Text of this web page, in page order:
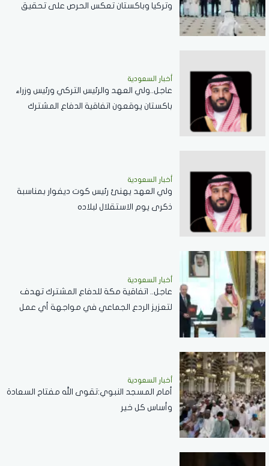
وتركيا وباكستان تعكس الحرص على تحقيق
أخبار السعودية
عاجل..ولي العهد والرئيس التركي ورئيس وزراء
باكستان يوقعون اتفاقية الدفاع المشترك
أخبار السعودية
ولي العهد يهنئ رئيس كوت ديفوار بمناسبة
ذكرى يوم الاستقلال لبلاده
أخبار السعودية
عاجل.. اتفاقية مكة للدفاع المشترك تهدف
لتعزيز الردع الجماعي في مواجهة أي عمل
أخبار السعودية
أمام المسجد النبوي:تقوى الله مفتاح السعادة
وأساس كل خير